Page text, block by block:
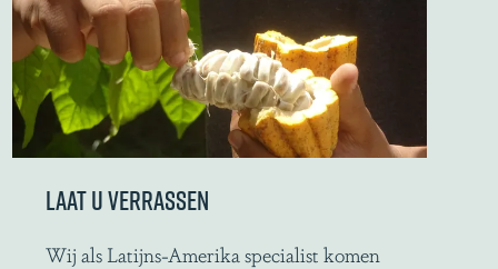
u
n
g
e
e
n
d
LAAT U VERRASSEN
L
Wij als Latijns-Amerika specialist komen